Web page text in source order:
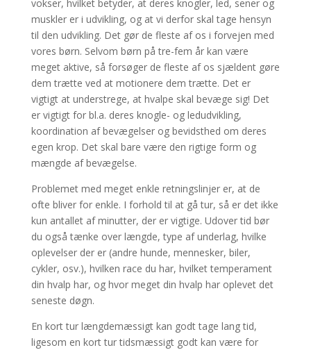
vokser, hvilket betyder, at deres knogler, led, sener og
muskler er i udvikling, og at vi derfor skal tage hensyn
til den udvikling. Det gør de fleste af os i forvejen med
vores børn. Selvom børn på tre-fem år kan være
meget aktive, så forsøger de fleste af os sjældent gøre
dem trætte ved at motionere dem trætte. Det er
vigtigt at understrege, at hvalpe skal bevæge sig! Det
er vigtigt for bl.a. deres knogle- og ledudvikling,
koordination af bevægelser og bevidsthed om deres
egen krop. Det skal bare være den rigtige form og
mængde af bevægelse.
Problemet med meget enkle retningslinjer er, at de
ofte bliver for enkle. I forhold til at gå tur, så er det ikke
kun antallet af minutter, der er vigtige. Udover tid bør
du også tænke over længde, type af underlag, hvilke
oplevelser der er (andre hunde, mennesker, biler,
cykler, osv.), hvilken race du har, hvilket temperament
din hvalp har, og hvor meget din hvalp har oplevet det
seneste døgn.
En kort tur længdemæssigt kan godt tage lang tid,
ligesom en kort tur tidsmæssigt godt kan være for